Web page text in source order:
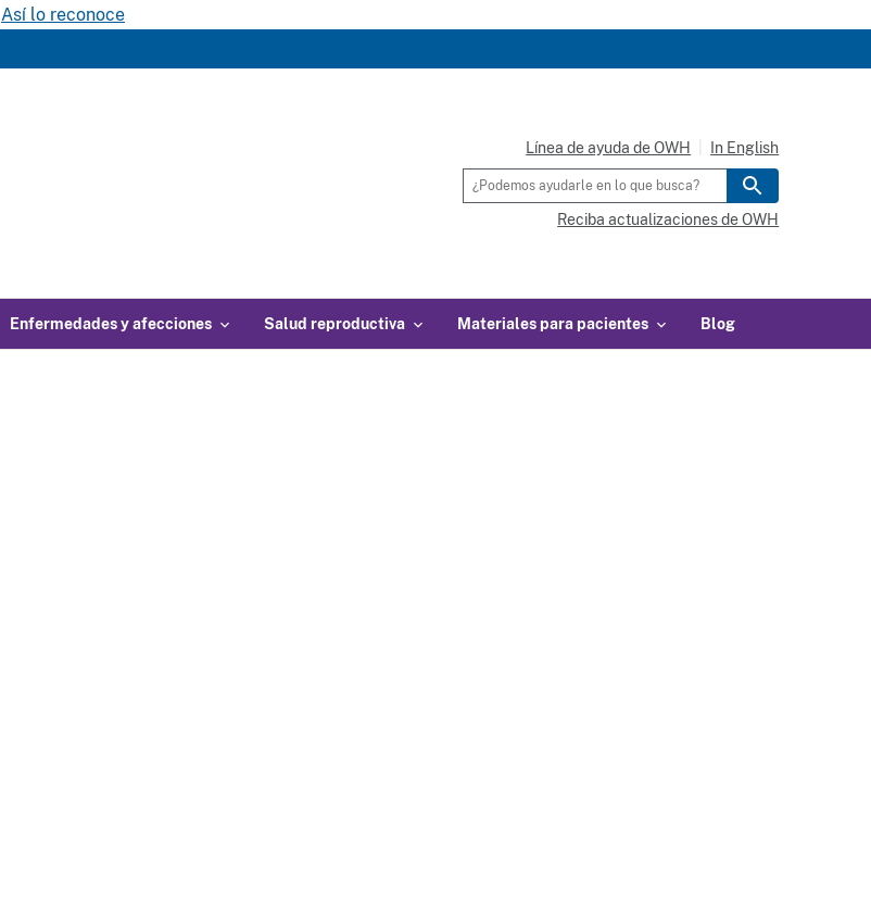
Así lo reconoce
Enfermedades y afecciones Salud reproductiva Materiales para pacientes Blog
Línea de ayuda de OWH In English
Reciba actualizaciones de OWH